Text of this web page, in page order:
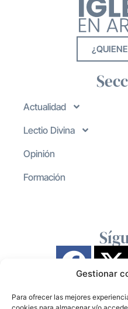
Gestionar
Para ofrecer las mejores
Actualidad
Lectio Divina
Opinión
Formación